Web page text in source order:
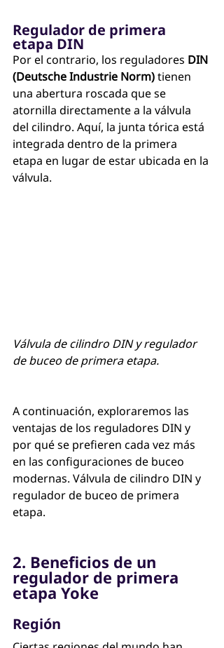
Regulador de primera
etapa DIN
Por el contrario, los reguladores DIN
(Deutsche Industrie Norm) tienen
una abertura roscada que se
atornilla directamente a la válvula
del cilindro. Aquí, la junta tórica está
integrada dentro de la primera
etapa en lugar de estar ubicada en la
válvula.
Válvula de cilindro DIN y regulador
de buceo de primera etapa.
A continuación, exploraremos las
ventajas de los reguladores DIN y
por qué se prefieren cada vez más
en las configuraciones de buceo
modernas. Válvula de cilindro DIN y
regulador de buceo de primera
etapa.
2. Beneficios de un
regulador de primera
etapa Yoke
Región